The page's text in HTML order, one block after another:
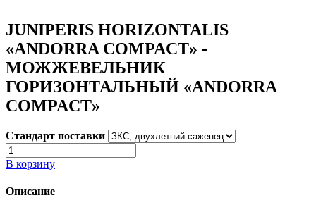
JUNIPERIS HORIZONTALIS
«ANDORRA COMPACT» -
МОЖЖЕВЕЛЬНИК
ГОРИЗОНТАЛЬНЫЙ «ANDORRA
COMPACT»
Стандарт поставки
В корзину
Описание